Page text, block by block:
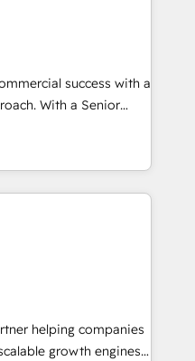
CMS,
driven design
Global B2B
Services, IT and
success with a
With a Senior
in HubSpot,
of SaaS, Business
with Retail. We
Sales, Marketing &
good at RevOps,
marketing, sales &
and building
through Account-
many other tactics.
in which to deploy
helping companies
growth engines.